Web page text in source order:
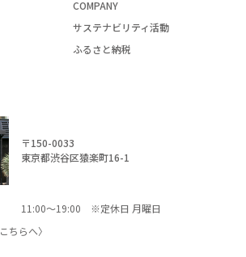
COMPANY
サステナビリティ活動
ふるさと納税
〒150-0033
東京都渋谷区猿楽町16-1
11:00～19:00 ※定休日 月曜日
こちらへ〉